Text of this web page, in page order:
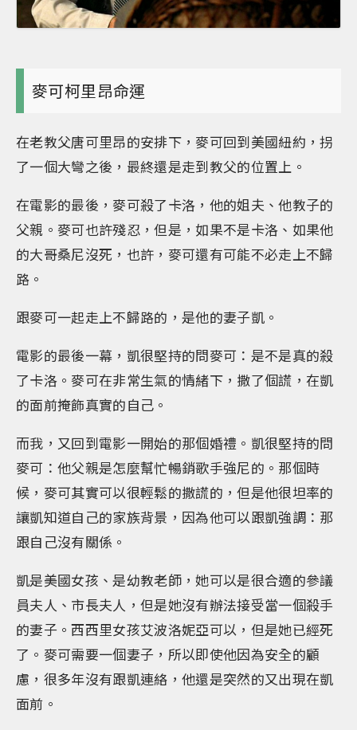
麥可柯里昂命運
在老教父唐可里昂的安排下，麥可回到美國紐約，拐
了一個大彎之後，最終還是走到教父的位置上。
在電影的最後，麥可殺了卡洛，他的姐夫、他教子的
父親。麥可也許殘忍，但是，如果不是卡洛、如果他
的大哥桑尼沒死，也許，麥可還有可能不必走上不歸
路。
跟麥可一起走上不歸路的，是他的妻子凱。
電影的最後一幕，凱很堅持的問麥可：是不是真的殺
了卡洛。麥可在非常生氣的情緒下，撒了個謊，在凱
的面前掩飾真實的自己。
而我，又回到電影一開始的那個婚禮。凱很堅持的問
麥可：他父親是怎麼幫忙暢銷歌手強尼的。那個時
候，麥可其實可以很輕鬆的撒謊的，但是他很坦率的
讓凱知道自己的家族背景，因為他可以跟凱強調：那
跟自己沒有關係。
凱是美國女孩、是幼教老師，她可以是很合適的參議
員夫人、市長夫人，但是她沒有辦法接受當一個殺手
的妻子。西西里女孩艾波洛妮亞可以，但是她已經死
了。麥可需要一個妻子，所以即使他因為安全的顧
慮，很多年沒有跟凱連絡，他還是突然的又出現在凱
面前。